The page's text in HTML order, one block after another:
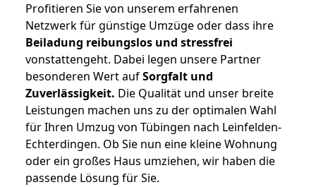
Profitieren Sie von unserem erfahrenen
Netzwerk für günstige Umzüge oder dass ihre
Beiladung reibungslos und stressfrei
vonstattengeht. Dabei legen unsere Partner
besonderen Wert aufSorgfalt und
Zuverlässigkeit. Die Qualität und unser breite
Leistungen machen uns zu der optimalen Wahl
für Ihren Umzug von Tübingen nach Leinfelden-
Echterdingen. Ob Sie nun eine kleine Wohnung
oder ein großes Haus umziehen, wir haben die
passende Lösung für Sie.